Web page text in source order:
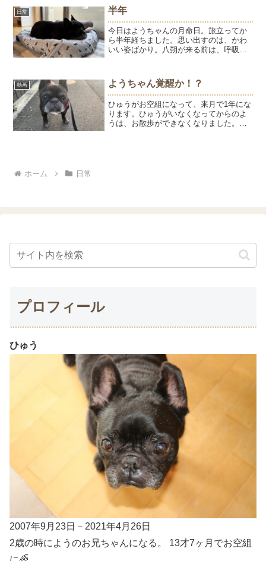
ィン終わってすぐクリスマス仕様。毎月
通院するのでこちらで季節...
日常 半年
今日はようちゃんの月命日。旅立ってか
ら半年経ちました。思い出すのは、かわ
いい姿ばかり。八朔が来る前は、呼吸が
りが浮かんでいました。はっちゃんはよ
うちゃんのベッドを引き継...
動画 ようちゃん覚醒か！？
ひゅうがお空組になって、来月で1年にな
ります。ひゅうがいなくなってからのよ
うは、お散歩ができなくなりました。私
ホーム
日常
プロフィール
ひゅう
2007年9月23日－2021年4月26日
2歳の時にようのお兄ちゃんになる。 13才7ヶ月でお空組